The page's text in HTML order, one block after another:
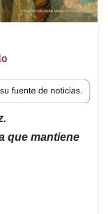
que mantiene